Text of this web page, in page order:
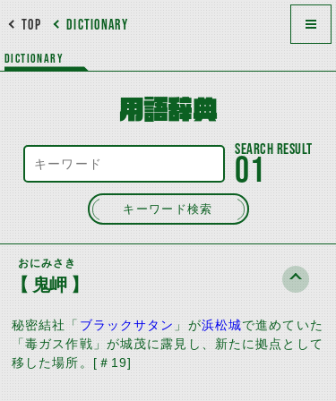
DICTIONARY
TOP
DICTIONARY
用語辞典
キーワード検索
01
おにみさき
【 鬼岬 】
秘密結社「 ブラックサタン 」が浜松城で進めていた
「毒ガス作戦」が城茂に露見し、新たに拠点として
移した場所。 [ ＃ 19]